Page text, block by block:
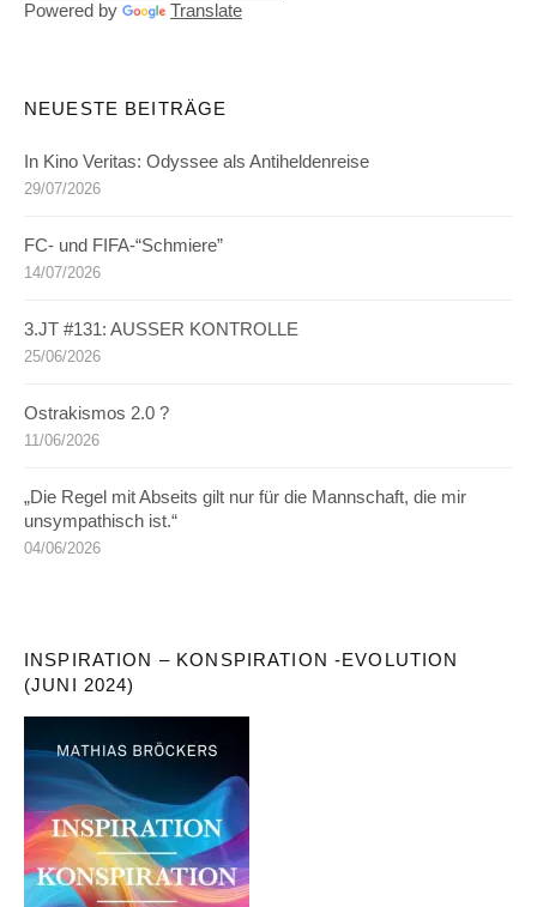
Powered by Translate
NEUESTE BEITRÄGE
In Kino Veritas: Odyssee als Antiheldenreise
29/07/2026
FC- und FIFA-“Schmiere”
14/07/2026
3.JT #131: AUSSER KONTROLLE
25/06/2026
Ostrakismos 2.0 ?
11/06/2026
„Die Regel mit Abseits gilt nur für die Mannschaft, die mir
unsympathisch ist.“
04/06/2026
INSPIRATION – KONSPIRATION -EVOLUTION
(JUNI 2024)